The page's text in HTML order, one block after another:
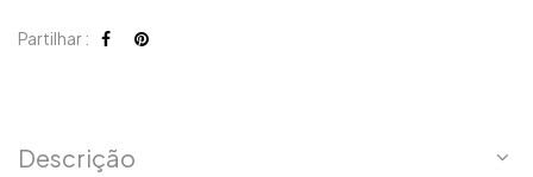
Partilhar :
Descrição